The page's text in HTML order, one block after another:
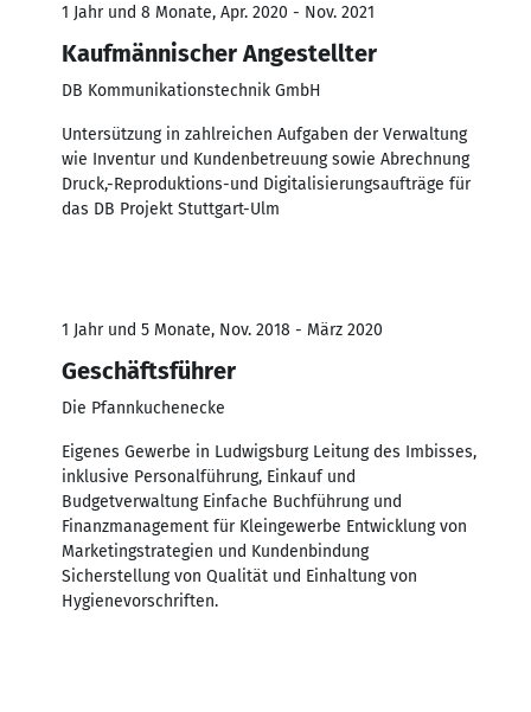
1 Jahr und 8 Monate, Apr. 2020 - Nov. 2021
Kaufmännischer Angestellter
DB Kommunikationstechnik GmbH
Untersützung in zahlreichen Aufgaben der Verwaltung
wie Inventur und Kundenbetreuung sowie Abrechnung
Druck,-Reproduktions-und Digitalisierungsaufträge für
das DB Projekt Stuttgart-Ulm
1 Jahr und 5 Monate, Nov. 2018 - März 2020
Geschäftsführer
Die Pfannkuchenecke
Eigenes Gewerbe in Ludwigsburg Leitung des Imbisses,
inklusive Personalführung, Einkauf und
Budgetverwaltung Einfache Buchführung und
Finanzmanagement für Kleingewerbe Entwicklung von
Marketingstrategien und Kundenbindung
Sicherstellung von Qualität und Einhaltung von
Hygienevorschriften.